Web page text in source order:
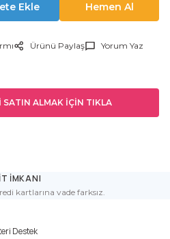
Ekle Hemen Al
Ürünü Paylaş
Yorum Yaz
ALMAK İÇİN TIKLA
İMKANI
kartlarına vade farksız.
Destek